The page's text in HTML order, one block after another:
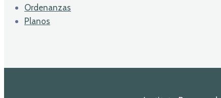
Ordenanzas
Planos